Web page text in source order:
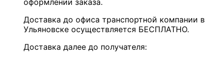
оформлении заказа.
Доставка до офиса транспортной компании в
Ульяновске осуществляется БЕСПЛАТНО.
Доставка далее до получателя: